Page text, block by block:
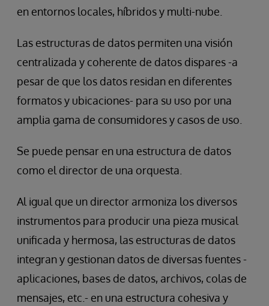
en entornos locales, híbridos y multi-nube.
Las estructuras de datos permiten una visión
centralizada y coherente de datos dispares -a
pesar de que los datos residan en diferentes
formatos y ubicaciones- para su uso por una
amplia gama de consumidores y casos de uso.
Se puede pensar en una estructura de datos
como el director de una orquesta.
Al igual que un director armoniza los diversos
instrumentos para producir una pieza musical
unificada y hermosa, las estructuras de datos
integran y gestionan datos de diversas fuentes -
aplicaciones, bases de datos, archivos, colas de
mensajes, etc.- en una estructura cohesiva y